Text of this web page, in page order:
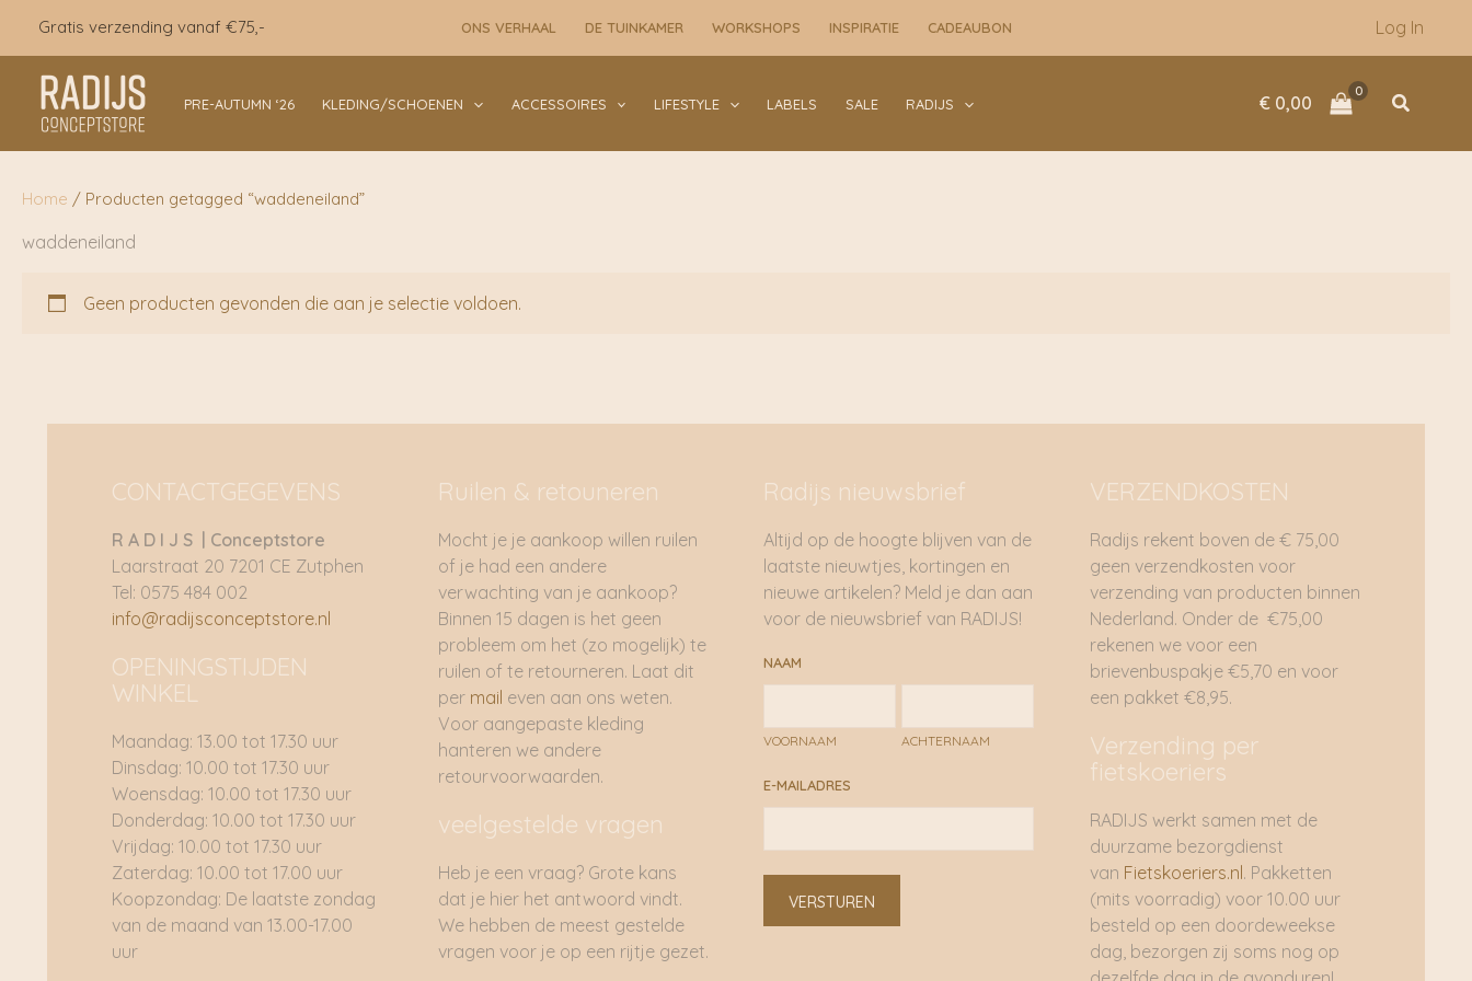
inhoud
Gratis verzending vanaf €75,- ONS VERHAAL DE TUINKAMER WORKSHOPS INSPIRATIE CADEAUBON Log In
PRE-AUTUMN ‘26 KLEDING/SCHOENEN ACCESSOIRES LIFESTYLE LABELS SALE RADIJS € 0,00 Zoeken
Home / Producten getagged “waddeneiland”
waddeneiland
Geen producten gevonden die aan je selectie voldoen.
CONTACTGEGEVENS
R A D I J S | Conceptstore
Laarstraat 20 7201 CE Zutphen
Tel: 0575 484 002
info@radijsconceptstore.nl
OPENINGSTIJDEN
WINKEL
Maandag: 13.00 tot 17.30 uur
Dinsdag: 10.00 tot 17.30 uur
Woensdag: 10.00 tot 17.30 uur
Donderdag: 10.00 tot 17.30 uur
Vrijdag: 10.00 tot 17.30 uur
Zaterdag: 10.00 tot 17.00 uur
Koopzondag: De laatste zondag
van de maand van 13.00-17.00
uur
Ruilen & retouneren
Mocht je je aankoop willen ruilen
of je had een andere
verwachting van je aankoop?
Binnen 15 dagen is het geen
probleem om het (zo mogelijk) te
ruilen of te retourneren. Laat dit
permail even aan ons weten.
Voor aangepaste kleding
hanteren we andere
retourvoorwaarden.
veelgestelde vragen
Heb je een vraag? Grote kans
dat je hier het antwoord vindt.
We hebben de meest gestelde
vragen voor je op een rijtje gezet.
Radijs nieuwsbrief
Altijd op de hoogte blijven van de
laatste nieuwtjes, kortingen en
nieuwe artikelen? Meld je dan aan
voor de nieuwsbrief van RADIJS!
NAAM
VOORNAAM ACHTERNAAM
E-MAILADRES
VERSTUREN
VERZENDKOSTEN
Radijs rekent boven de € 75,00
geen verzendkosten voor
verzending van producten binnen
Nederland. Onder de €75,00
rekenen we voor een
brievenbuspakje €5,70 en voor
een pakket €8,95.
Verzending per
fietskoeriers
RADIJS werkt samen met de
duurzame bezorgdienst
van Fietskoeriers.nl . Pakketten
(mits voorradig) voor 10.00 uur
besteld op een doordeweekse
dag, bezorgen zij soms nog op